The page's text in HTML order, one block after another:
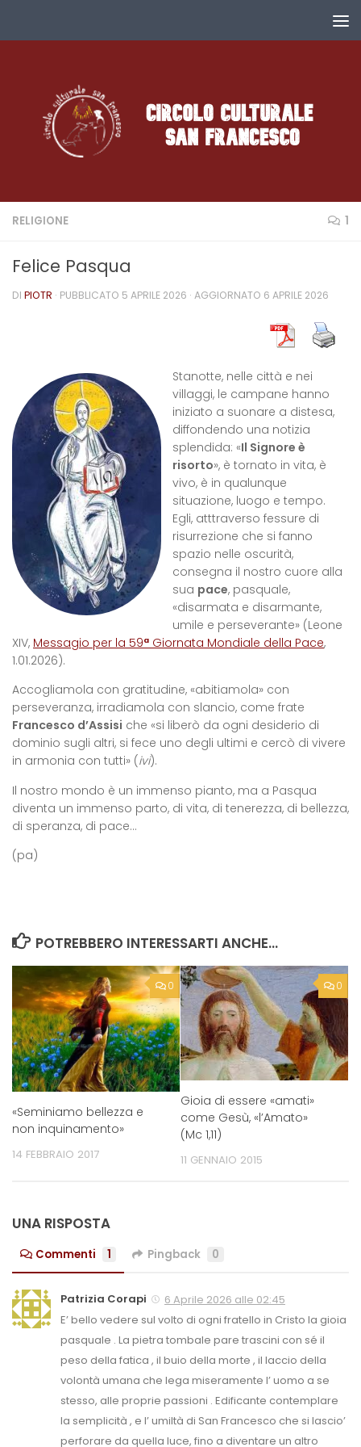
RELIGIONE 1
Felice Pasqua
DI PIOTR · PUBBLICATO 5 APRILE 2026 · AGGIORNATO 6 APRILE 2026
Stanotte, nelle città e nei
villaggi, le campane hanno
iniziato a suonare a distesa,
diffondendo una notizia
splendida: «Il Signore è
risorto», è tornato in vita, è
vivo, è in qualunque
situazione, luogo e tempo.
Egli, atttraverso fessure di
risurrezione che si fanno
spazio nelle oscurità,
consegna il nostro cuore alla
sua pace, pasquale,
«disarmata e disarmante,
umile e perseverante» (Leone
XIV, Messagio per la 59ª Giornata Mondiale della Pace,
1.01.2026).
Accogliamola con gratitudine, «abitiamola» con
perseveranza, irradiamola con slancio, come frate
Francesco d’Assisi che «si liberò da ogni desiderio di
dominio sugli altri, si fece uno degli ultimi e cercò di vivere
in armonia con tutti» (ivi).
Il nostro mondo è un immenso pianto, ma a Pasqua
diventa un immenso parto, di vita, di tenerezza, di bellezza,
di speranza, di pace…
(pa)
POTREBBERO INTERESSARTI ANCHE...
0
«Seminiamo bellezza e
non inquinamento»
14 FEBBRAIO 2017
0
Gioia di essere «amati»
come Gesù, «l’Amato»
(Mc 1,11)
11 GENNAIO 2015
UNA RISPOSTA
Commenti 1 Pingback 0
Patrizia Corapi
6 Aprile 2026 alle 02:45
E’ bello vedere sul volto di ogni fratello in Cristo la gioia
pasquale . La pietra tombale pare trascini con sé il
peso della fatica , il buio della morte , il laccio della
volontà umana che lega miseramente l’ uomo a se
stesso, alle proprie passioni . Edificante contemplare
la semplicità , e l’ umiltà di San Francesco che si lascio’
perforare da quella luce, fino a diventare un altro